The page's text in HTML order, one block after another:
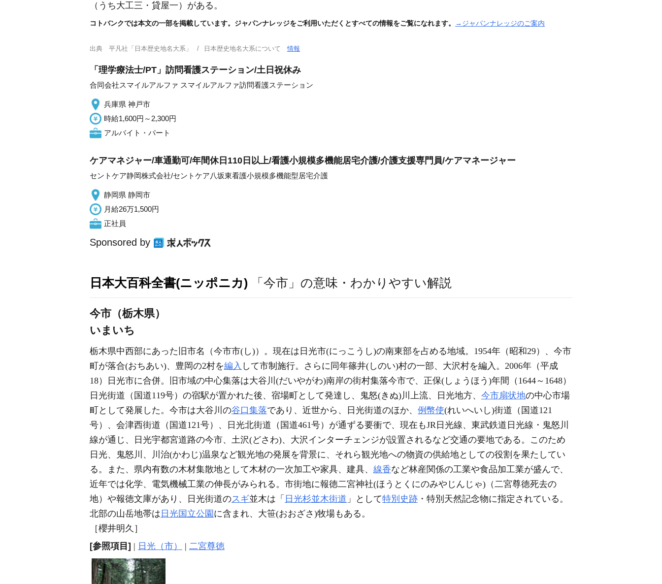
（うち大工三・貸屋一） がある。
コトバンクでは本文の一部を掲載しています。ジャパンナレッジをご利用いただくとすべての情報をご覧になれます。 →ジャパンナレッジのご案内
出典 平凡社「日本歴史地名大系」 日本歴史地名大系について情報
「理学療法士/PT」訪問看護ステーション/土日祝休み
合同会社スマイルアルファ スマイルアルファ訪問看護ステーション
兵庫県 神戸市
時給1,600円～2,300円
アルバイト・パート
ケアマネジャー/車通勤可/年間休日110日以上/看護小規模多機能居宅介護/介護支援専門員/ケアマネージャー
セントケア静岡株式会社/セントケア八坂東看護小規模多機能型居宅介護
静岡県 静岡市
月給26万1,500円
正社員
Sponsored by
日本大百科全書(ニッポニカ) 「今市」の意味・わかりやすい解説
今市（栃木県）
いまいち
栃木県中西部にあった旧市名（今市市(し)）。現在は日光市(にっこうし)の南東部を占める地域。1954年（昭和29）、今市
町が落合(おちあい)、豊岡の2村を編入 して市制施行。さらに同年篠井(しのい)村の一部、大沢村を編入。2006年（平成
18）日光市に合併。旧市域の中心集落は大谷川(だいやがわ)南岸の街村集落今市で、正保(しょうほう)年間（1644～1648）
日光街道（国道119号）の宿駅が置かれた後、宿場町として発達し、鬼怒(きぬ)川上流、日光地方、 今市扇状地の中心市場
町として発展した。今市は大谷川の谷口集落であり、近世から、日光街道のほか、 例幣使(れいへいし)街道（国道121
号）、会津西街道（国道121号）、日光北街道（国道461号）が通ずる要衝で、現在もJR日光線、東武鉄道日光線・鬼怒川
線が通じ、日光宇都宮道路の今市、土沢(どさわ)、大沢インターチェンジが設置されるなど交通の要地である。このため
日光、鬼怒川、川治(かわじ)温泉など観光地の発展を背景に、それら観光地への物資の供給地としての役割を果たしてい
る。また、県内有数の木材集散地として木材の一次加工や家具、建具、 線香など林産関係の工業や食品加工業が盛んで、
近年では化学、電気機械工業の伸長がみられる。市街地に報徳二宮神社(ほうとくにのみやじんじゃ)（二宮尊徳死去の
地）や報徳文庫があり、日光街道のスギ並木は「 日光杉並木街道 」として特別史跡 ・特別天然記念物に指定されている。
北部の山岳地帯は 日光国立公園 に含まれ、大笹(おおざさ)牧場もある。
［櫻井明久］
[参照項目] | 日光（市） | 二宮尊徳